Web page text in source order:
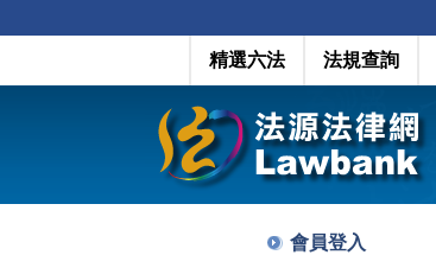
精選六法 法規查詢
會員登入